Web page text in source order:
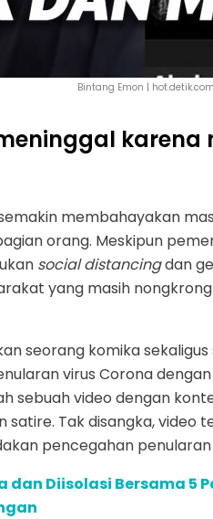
Bintang Emon | hot.detik.com
membahayakan
orang. Meskipun
social distancingdan
yang masih
seorang komika
virus Corona
sebuah video dengan
satire. Tak disangka,
pencegahan penularan
dan Diisolasi Bersama 5